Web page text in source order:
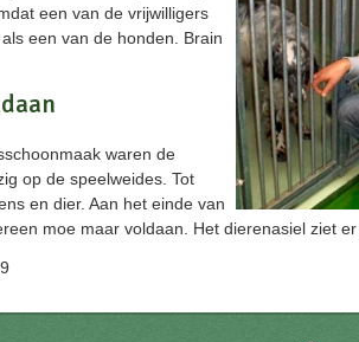
een van de vrijwilligers
een van de honden. Brain
waren de
op de speelweides. Tot
en dier. Aan het einde van
moe maar voldaan. Het dierenasiel ziet